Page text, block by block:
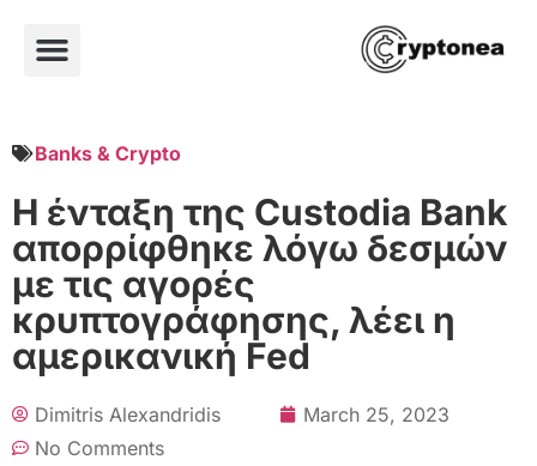
Banks & Crypto
Η ένταξη της Custodia Bank
απορρίφθηκε λόγω δεσμών
με τις αγορές
κρυπτογράφησης, λέει η
αμερικανική Fed
Dimitris Alexandridis
March 25, 2023
No Comments